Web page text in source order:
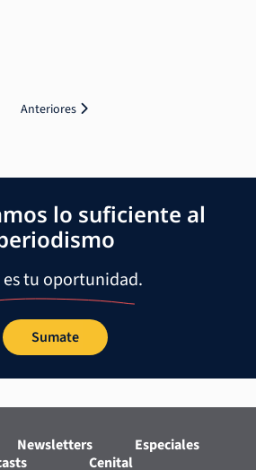
Anteriores
lo suficiente al
es tu oportunidad.
Sumate
Newsletters
Especiales
Cenital